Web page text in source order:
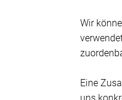
Wir
Eine